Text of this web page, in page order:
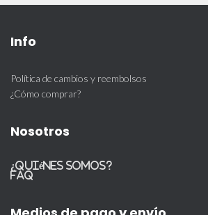
Info
Política de cambios y reembolsos
¿Cómo comprar?
Nosotros
¿Quiénes somos?
FAQ